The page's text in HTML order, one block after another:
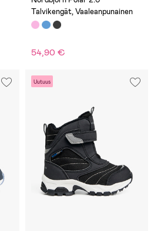
Talvikengät, Vaaleanpunainen
54,90 €
Uutuus